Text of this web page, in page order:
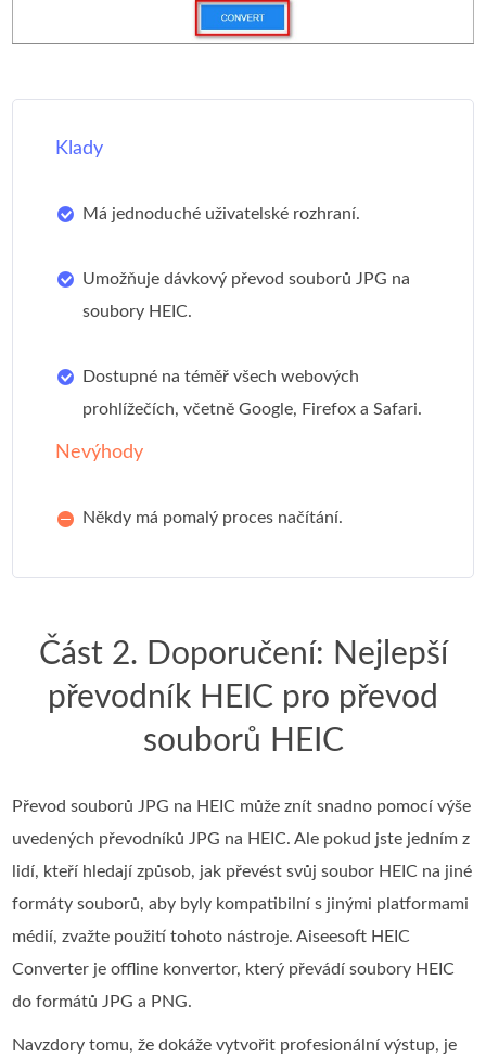
Klady
Má jednoduché uživatelské rozhraní.
Umožňuje dávkový převod souborů JPG na
soubory HEIC.
Dostupné na téměř všech webových
prohlížečích, včetně Google, Firefox a Safari.
Nevýhody
Někdy má pomalý proces načítání.
Část 2. Doporučení: Nejlepší
převodník HEIC pro převod
souborů HEIC
Převod souborů JPG na HEIC může znít snadno pomocí výše
uvedených převodníků JPG na HEIC. Ale pokud jste jedním z
lidí, kteří hledají způsob, jak převést svůj soubor HEIC na jiné
formáty souborů, aby byly kompatibilní s jinými platformami
médií, zvažte použití tohoto nástroje. Aiseesoft HEIC
Converter je offline konvertor, který převádí soubory HEIC
do formátů JPG a PNG.
Navzdory tomu, že dokáže vytvořit profesionální výstup, je